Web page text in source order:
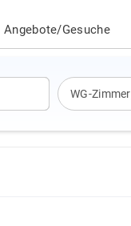
Angebote/Gesuche
WG-Zimmer